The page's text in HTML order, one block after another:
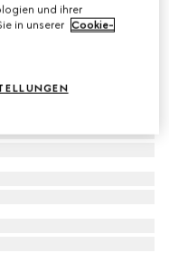
und ihrer
in unserer Cookie-